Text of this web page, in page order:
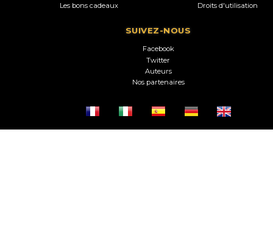
Les bons cadeaux
Droits d'utilisation
SUIVEZ-NOUS
Facebook
Twitter
Auteurs
Nos partenaires